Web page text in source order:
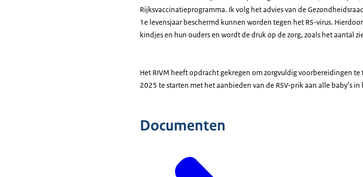
Rijksvaccinatieprogramma. Ik volg het advies van de
1e levensjaar beschermd kunnen worden tegen het RS-virus.
kindjes en hun ouders en wordt de druk op de zorg, zoals het aantal
Het RIVM heeft opdracht gekregen om zorgvuldig voorbereidingen
2025 te starten met het aanbieden van de RSV-prik aan alle baby’s
Documenten